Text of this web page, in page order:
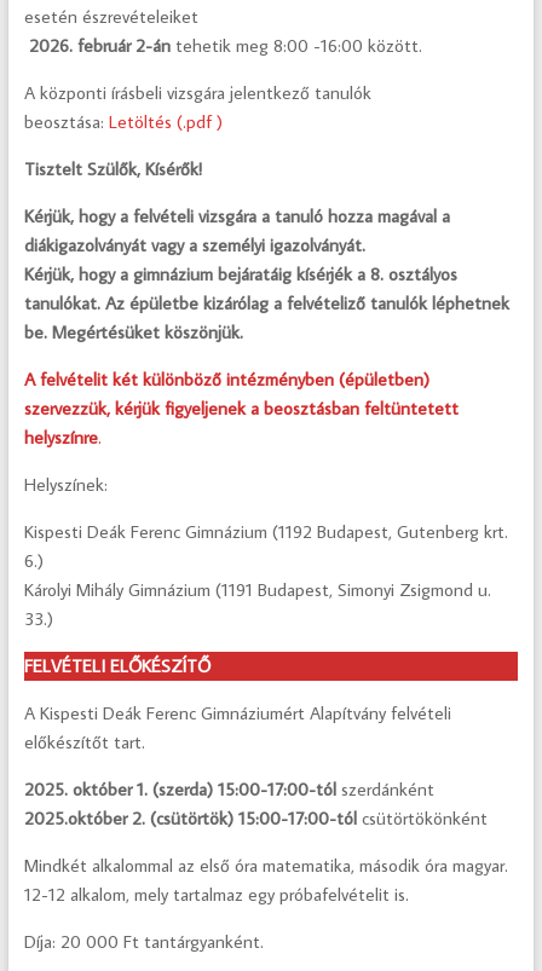
esetén észrevételeiket
2026. február 2-ántehetik meg 8:00 -16:00 között.
A központi írásbeli vizsgára jelentkező tanulók
beosztása: Letöltés (.pdf )
Tisztelt Szülők, Kísérők!
Kérjük, hogy a felvételi vizsgára a tanuló hozza magával a
diákigazolványát vagy a személyi igazolványát.
Kérjük, hogy a gimnázium bejáratáig kísérjék a 8. osztályos
tanulókat. Az épületbe kizárólag a felvételiző tanulók léphetnek
be. Megértésüket köszönjük.
A felvételit két különböző intézményben (épületben)
szervezzük, kérjük figyeljenek a beosztásban feltüntetett
helyszínre.
Helyszínek:
Kispesti Deák Ferenc Gimnázium (1192 Budapest, Gutenberg krt.
6.)
Károlyi Mihály Gimnázium (1191 Budapest, Simonyi Zsigmond u.
33.)
FELVÉTELI ELŐKÉSZÍTŐ
A Kispesti Deák Ferenc Gimnáziumért Alapítvány felvételi
előkészítőt tart.
2025. október 1. (szerda) 15:00-17:00-tólszerdánként
2025.október 2. (csütörtök) 15:00-17:00-tól csütörtökönként
Mindkét alkalommal az első óra matematika, második óra magyar.
12-12 alkalom, mely tartalmaz egy próbafelvételit is.
Díja: 20 000 Ft tantárgyanként.